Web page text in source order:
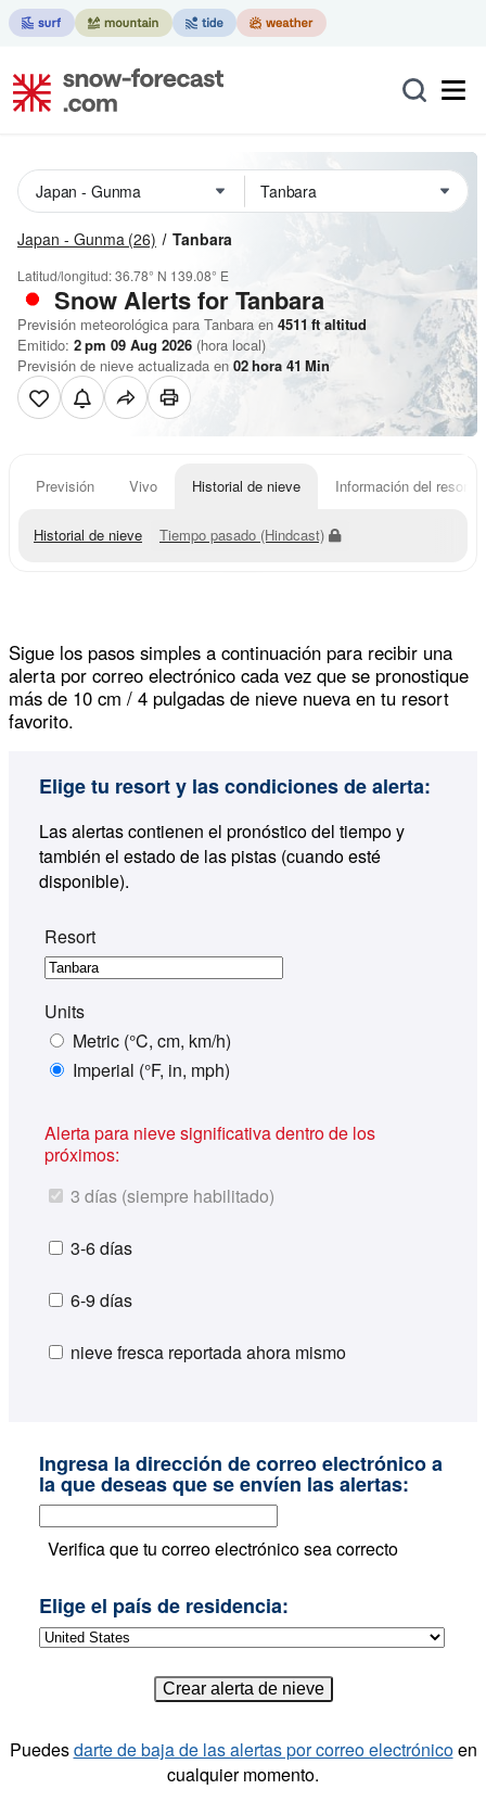
Japan - Gunma (26) Tanbara
Latitud/longitud:36.78° N 139.08° E
Snow Alerts for Tanbara
Previsión meteorológica para Tanbara en 4511 ftaltitud
Emitido: 2 pm 09 Aug 2026 (hora local)
Previsión de nieve actualizada en 02hora 41 Min
Previsión Vivo Historial de nieve Información del resort
Historial de nieve Tiempo pasado (Hindcast)
Sigue los pasos simples a continuación para recibir una
alerta por correo electrónico cada vez que se pronostique
más de 10 cm / 4 pulgadas de nieve nueva en tu resort
favorito.
Elige tu resort y las condiciones de alerta:
Las alertas contienen el pronóstico del tiempo y
también el estado de las pistas (cuando esté
disponible).
Resort
Units
Metric (°C, cm, km/h)
Imperial (°F, in, mph)
Alerta para nieve significativa dentro de los
próximos:
3 días (siempre habilitado)
3-6 días
6-9 días
nieve fresca reportada ahora mismo
Ingresa la dirección de correo electrónico a
la que deseas que se envíen las alertas:
Verifica que tu correo electrónico sea correcto
Elige el país de residencia:
Puedesdarte de baja de las alertas por correo electrónicoen
cualquier momento.